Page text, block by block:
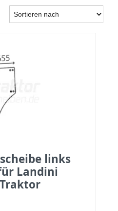
links
Landini